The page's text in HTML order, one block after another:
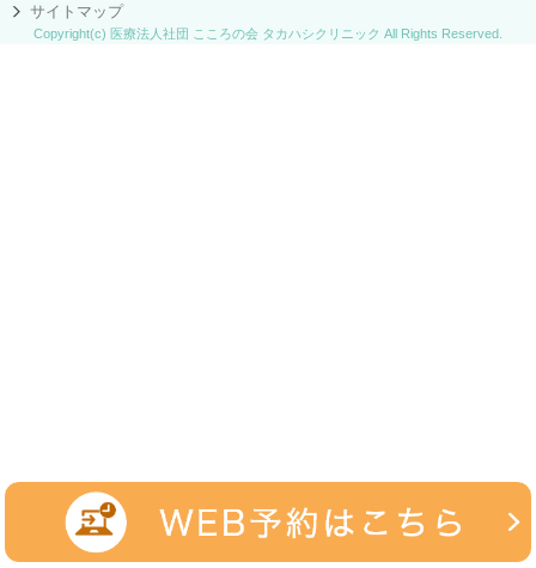
サイトマップ
Copyright(c) 医療法人社団 こころの会 タカハシクリニック All Rights Reserved.